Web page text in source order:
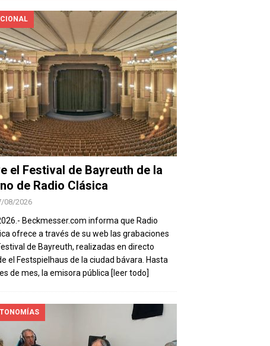
el Festival de Bayreuth de la
de Radio Clásica
08/2026
Beckmesser.com informa que Radio
ofrece a través de su web las grabaciones
de Bayreuth, realizadas en directo
el Festspielhaus de la ciudad bávara. Hasta
de mes, la emisora pública [leer todo]